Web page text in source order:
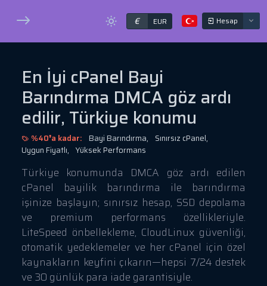
€ EUR Hesap
En İyi cPanel Bayi
Barındırma DMCA göz ardı
edilir, Türkiye konumu
%40❜a kadar: Bayi Barındırma,
Sınırsız cPanel,
Uygun Fiyatlı, Yüksek Performans
Türkiye konumunda DMCA göz ardı edilen
cPanel bayilik barındırma ile barındırma
işinize başlayın; sınırsız hesap, SSD depolama
ve premium performans özellikleriyle.
LiteSpeed önbellekleme, CloudLinux güvenliği,
otomatik yedeklemeler ve her cPanel için özel
kaynakların keyfini çıkarın—hepsi 7/24 destek
ve 30 günlük para iade garantisiyle.